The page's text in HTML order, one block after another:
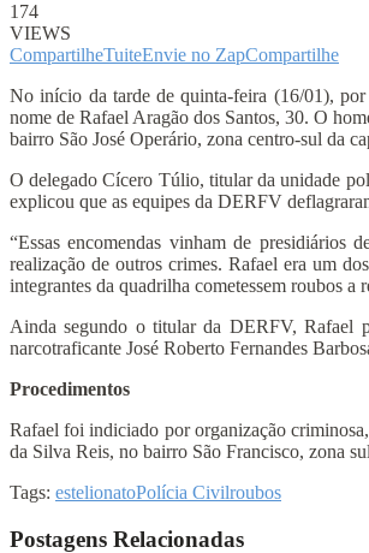
174
VIEWS
CompartilheTuiteEnvie no ZapCompartilhe
No início da tarde de quinta-feira (16/01),
nome de Rafael Aragão dos Santos, 30. O
bairro São José Operário, zona centro-sul da
O delegado Cícero Túlio, titular da unidade
explicou que as equipes da DERFV
“Essas encomendas vinham de presidiários
realização de outros crimes. Rafael era um
integrantes da quadrilha cometessem roubos a
Ainda segundo o titular da DERFV, Rafael
narcotraficante José Roberto Fernandes
Procedimentos
Rafael foi indiciado por organização
da Silva Reis, no bairro São Francisco, zona
Tags: estelionatoPolícia Civilroubos
Postagens Relacionadas